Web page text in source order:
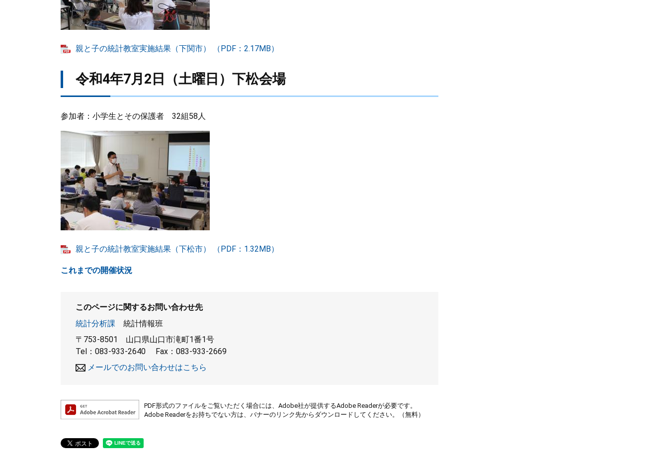
親と子の統計教室実施結果（下関市） （PDF：2.17MB）
令和4年7月2日（土曜日）下松会場
参加者：小学生とその保護者 32組58人
親と子の統計教室実施結果（下松市） （PDF：1.32MB）
これまでの開催状況
このページに関するお問い合わせ先
統計分析課
統計情報班
〒753-8501
山口県山口市滝町1番1号
Tel：083-933-2640
Fax：083-933-2669
メールでのお問い合わせはこちら
PDF形式のファイルをご覧いただく場合には、Adobe社が提供するAdobe Readerが必要です。
Adobe Readerをお持ちでない方は、バナーのリンク先からダウンロードしてください。（無料）